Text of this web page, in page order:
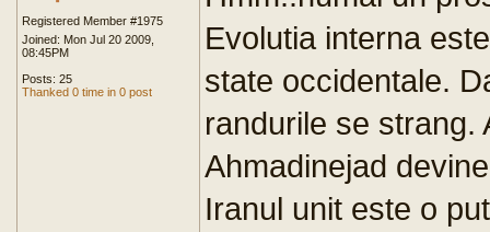
Registered Member #1975
Joined: Mon Jul 20 2009,
08:45PM
Posts: 25
Thanked 0 time in 0 post
Evolutia interna
state occidentale.
randurile se strang.
Ahmadinejad
Iranul unit este o